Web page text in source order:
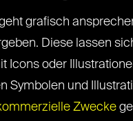
grafisch
Diese lassen
Icons oder
Symbolen und
Zwecke